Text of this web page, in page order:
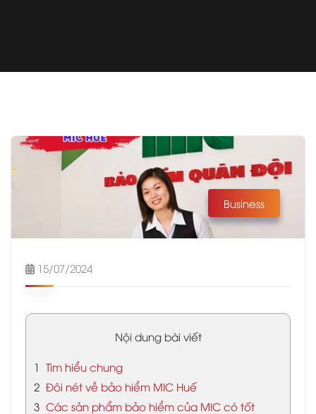
Business
15/07/2024
Nội dung bài viết
1 Tìm hiểu chung
2 Đôi nét về bảo hiểm MIC Huế
3 Các sản phẩm bảo hiểm của MIC có tốt